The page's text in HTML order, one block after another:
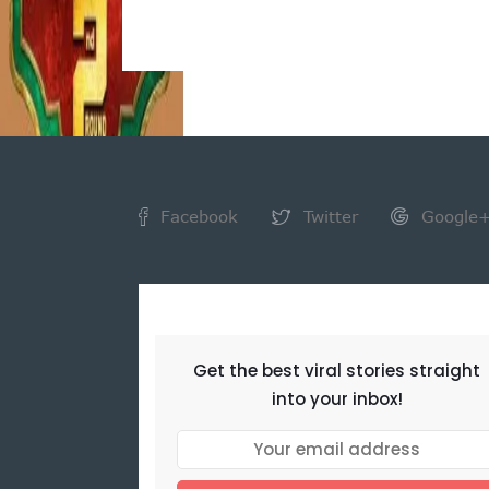
Facebook Twitter Google+
Get the best viral stories straight
into your inbox!